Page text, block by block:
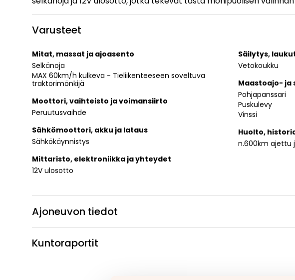
Varusteet
Mitat, massat ja ajoasento
Selkänoja
MAX 60km/h kulkeva - Tieliikenteeseen soveltuva
traktorimönkijä
Moottori, vaihteisto ja voimansiirto
Peruutusvaihde
Sähkömoottori, akku ja lataus
Sähkökäynnistys
Mittaristo, elektroniikka ja yhteydet
12V ulosotto
Säilytys,
Vetokoukku
Maastoajo- ja
Pohjapanssari
Puskulevy
Vinssi
Huolto,
n.600km ajettu
Ajoneuvon tiedot
Kuntoraportit